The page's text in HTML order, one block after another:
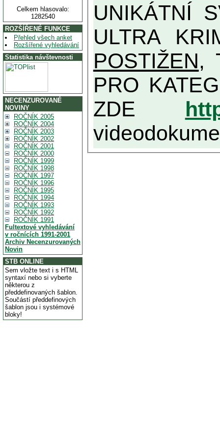
Celkem hlasovalo:
1282540
ROZŠÍŘENÉ FUNKCE
Přehled všech anket
Rozšířené vyhledávání
Statistika návštevnosti
NECENZUROVANÉ
NOVINY
ROČNÍK 2005
ROČNÍK 2004
ROČNÍK 2003
ROČNÍK 2002
ROČNÍK 2001
ROČNÍK 2000
ROČNÍK 1999
ROČNÍK 1998
ROČNÍK 1997
ROČNÍK 1996
ROČNÍK 1995
ROČNÍK 1994
ROČNÍK 1993
ROČNÍK 1992
ROČNÍK 1991
Fultextové vyhledávání
v ročnících 1991-2001
Archiv Necenzurovaných
Novin
STB ONLINE
Sem vložte text i s HTML
syntaxí nebo si vyberte
některou z
předdefinovaných šablon.
Součástí předdefinových
šablon jsou i systémové
bloky!
UNIKÁTNÍ SVĚDECTVÍ ZE SOUČASNOSTI: PŘEDSEDA VLASTIZRÁDNÉ VLÁDY KGB MIMOŘÁDNĚ DETAILNĚ O
ULTRA
POSTIŽEN,
PRO KATEGORII TĚCH VŮBEC
ZDE